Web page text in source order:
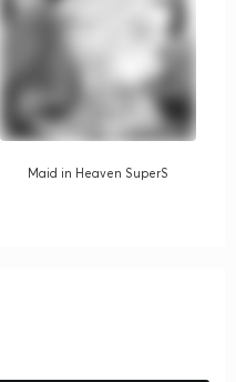
Maid in Heaven SuperS